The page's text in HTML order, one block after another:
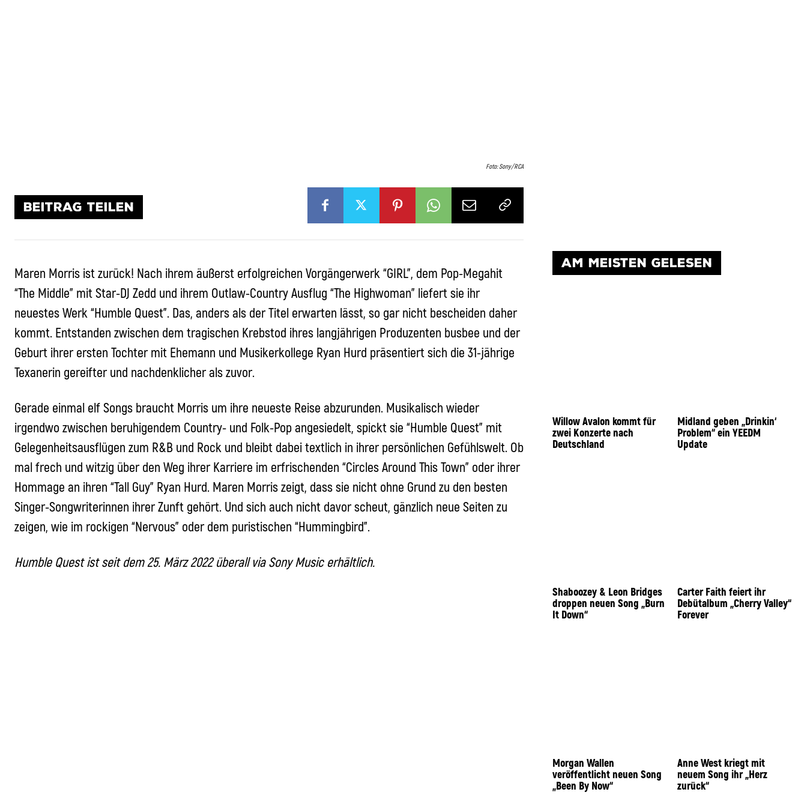
Foto: Sony/RCA
BEITRAG TEILEN
Maren Morris ist zurück! Nach ihrem äußerst erfolgreichen Vorgängerwerk “GIRL”, dem Pop-Megahit
“The Middle” mit Star-DJ Zedd und ihrem Outlaw-Country Ausflug “The Highwoman” liefert sie ihr
neuestes Werk “Humble Quest”. Das, anders als der Titel erwarten lässt, so gar nicht bescheiden daher
kommt. Entstanden zwischen dem tragischen Krebstod ihres langjährigen Produzenten busbee und der
Geburt ihrer ersten Tochter mit Ehemann und Musikerkollege Ryan Hurd präsentiert sich die 31-jährige
Texanerin gereifter und nachdenklicher als zuvor.
Gerade einmal elf Songs braucht Morris um ihre neueste Reise abzurunden. Musikalisch wieder
irgendwo zwischen beruhigendem Country- und Folk-Pop angesiedelt, spickt sie “Humble Quest” mit
Gelegenheitsausflügen zum R&B und Rock und bleibt dabei textlich in ihrer persönlichen Gefühlswelt. Ob
mal frech und witzig über den Weg ihrer Karriere im erfrischenden “Circles Around This Town” oder ihrer
Hommage an ihren “Tall Guy” Ryan Hurd. Maren Morris zeigt, dass sie nicht ohne Grund zu den besten
Singer-Songwriterinnen ihrer Zunft gehört. Und sich auch nicht davor scheut, gänzlich neue Seiten zu
zeigen, wie im rockigen “Nervous” oder dem puristischen “Hummingbird”.
Humble Quest ist seit dem 25. März 2022 überall via Sony Music erhältlich.
AM MEISTEN GELESEN
Willow Avalon kommt für
zwei Konzerte nach
Deutschland
Midland geben „Drinkin‘
Problem“ ein YEEDM
Update
Shaboozey & Leon Bridges
droppen neuen Song „Burn
It Down“
Carter Faith feiert ihr
Debütalbum „Cherry Valley“
Forever
Morgan Wallen
veröffentlicht neuen Song
„Been By Now“
Anne West kriegt mit
neuem Song ihr „Herz
zurück“